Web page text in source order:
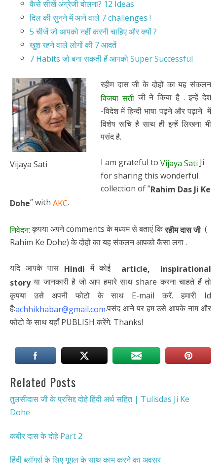
कैसे सीखें अंग्रेजी बोलना? 12 Ideas
दिल की सुनने में आने वाले 7 challenges !
5 चीजें जो आपको नहीं करनी चाहिए और क्यों ?
खुश रहने वाले लोगों की 7 आदतें
7 Habits जो बना सकती हैं आपको Super Successful
Vijaya Sati
रहीम दास जी के दोहों का यह संकलन
विजया सतीजी ने किया है . इन्हें देश
-विदेश में हिन्दी भाषा पढ़ने और पढ़ाने में
विशेष रूचि है साथ ही इन्हें लिखना भी
पसंद है.
I am grateful to Vijaya Sati Ji
for sharing this wonderful
collection of “Rahim Das Ji Ke
Dohe” with AKC.
निवेदन:कृपया अपने comments के मध्यम से बताएं किरहीम दास जी(
Rahim Ke Dohe) के दोहों का यह संकलन आपको कैसा लगा .
यदि आपके पास Hindi में कोई
article, inspirational
storyया जानकारी है जो आप हमारे साथ share करना चाहते हैं तो
कृपया उसे अपनी फोटो के साथ E-mail करें. हमारी Id
है:achhikhabar@gmail.com.पसंद आने पर हम उसे आपके नाम और
फोटो के साथ यहाँ PUBLISH करेंगे. Thanks!
Related Posts
तुलसीदास जी के प्रसिद्द दोहे हिंदी अर्थ सहित | Tulisdas Ji Ke
Dohe
कबीर दास के दोहे Part 2
हिंदी ब्लॉगर्स के लिए गूगल के साथ काम करने का अवसर